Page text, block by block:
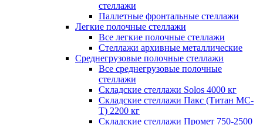
стеллажи
Паллетные фронтальные стеллажи
Легкие полочные стеллажи
Все легкие полочные стеллажи
Стеллажи архивные металлические
Среднегрузовые полочные стеллажи
Все среднегрузовые полочные
стеллажи
Складские стеллажи Solos 4000 кг
Складские стеллажи Пакс (Титан МС-
Т) 2200 кг
Складские стеллажи Промет 750-2500